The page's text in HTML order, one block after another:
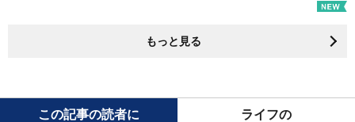
もっと見る
この記事の読者に
ライフの